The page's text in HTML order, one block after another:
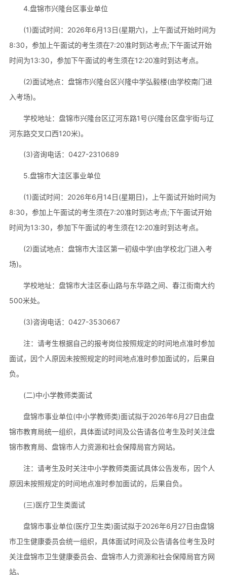
4.盘锦市兴隆台区事业单位
(1)面试时间：2026年6月13日(星期六)，上午面试开始时间为
8:30，参加上午面试的考生须在7:20准时到达考点;下午面试开始
时间为13:30，参加下午面试的考生须在12:20准时到达考点。
(2)面试地点：盘锦市兴隆台区兴隆中学弘毅楼(由学校南门进
入考场)。
学校地址：盘锦市兴隆台区辽河东路1号(兴隆台区盘宇街与辽
河东路交叉口西120米)。
(3)咨询电话：0427-2310689
5.盘锦市大洼区事业单位
(1)面试时间：2026年6月14日(星期日)，上午面试开始时间为
8:30，参加上午面试的考生须在7:20准时到达考点;下午面试开始
时间为13:30，参加下午面试的考生须在12:20准时到达考点。
(2)面试地点：盘锦市大洼区第一初级中学(由学校北门进入考
场)。
学校地址：盘锦市大洼区泰山路与东华路之间、春江街南大约
500米处。
(3)咨询电话：0427-3530667
注：请考生根据自己的报考岗位按照规定的时间地点准时参加
面试，因个人原因未按照规定的时间地点准时参加面试的，后果自
负。
(二)中小学教师类面试
盘锦市事业单位(中小学教师类)面试拟于2026年6月27日由盘
锦市教育局统一组织，具体面试时间及公告请各位考生及时关注盘
锦市教育局、盘锦市人力资源和社会保障局官方网站。
注：请考生及时关注中小学教师类面试具体公告发布，因个人
原因未按照规定的时间地点准时参加面试的，后果自负。
(三)医疗卫生类面试
盘锦市事业单位(医疗卫生类)面试拟于2026年6月27日由盘锦
市卫生健康委员会统一组织，具体面试时间及公告请各位考生及时
关注盘锦市卫生健康委员会、盘锦市人力资源和社会保障局官方网
站。